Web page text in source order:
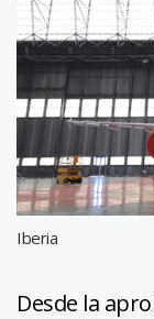
Iberia
Desde la